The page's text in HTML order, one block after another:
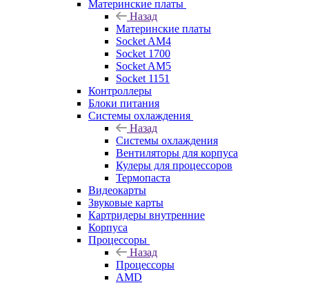
Материнские платы
Назад
Материнские платы
Socket AM4
Socket 1700
Socket AM5
Socket 1151
Контроллеры
Блоки питания
Системы охлаждения
Назад
Системы охлаждения
Вентиляторы для корпуса
Кулеры для процессоров
Термопаста
Видеокарты
Звуковые карты
Картридеры внутренние
Корпуса
Процессоры
Назад
Процессоры
AMD